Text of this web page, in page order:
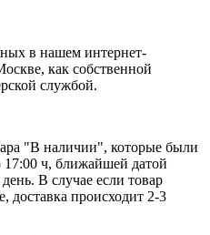
в нашем интернет-
как собственной
службой.
"В наличии", которые были
ч, ближайшей датой
В случае если товар
доставка происходит 2-3